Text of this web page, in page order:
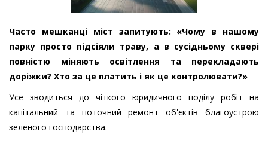
Часто мешканці міст запитують: «Чому в нашому
парку просто підсіяли траву, а в сусідньому сквері
повністю міняють освітлення та перекладають
доріжки? Хто за це платить і як це контролювати?»
Усе зводиться до чіткого юридичного поділу робіт на
капітальний та поточний ремонт об'єктів благоустрою
зеленого господарства.